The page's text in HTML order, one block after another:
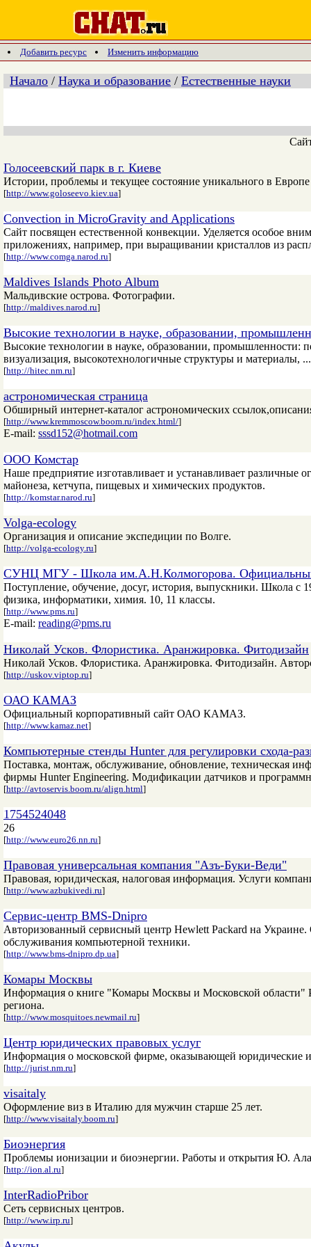
Добавить ресурс Изменить информацию
Начало / Наука и образование / Естественные науки
Голосеевский парк в г. Киеве
Истории, проблемы и текущее состояние уникального в
[http://www.goloseevo.kiev.ua]
Cоnvection in MicroGravity and Applications
Сайт посвящен естественной конвекции. Уделяется особое
приложениях, например, при выращивании кристаллов из
[http://www.comga.narod.ru]
Maldives Islands Photo Album
Мальдивские острова. Фотографии.
[http://maldives.narod.ru]
Высокие технологии в науке, образовании,
Высокие технологии в науке, образовании, промышленности:
визуализация, высокотехнологичные структуры и материалы, ...
[http://hitec.nm.ru]
астрономическая страница
Обширный интернет-каталог астрономических
[http://www.kremmoscow.boom.ru/index.html/]
E-mail: sssd152@hotmail.com
ООО Комстар
Наше предприятие изготавливает и устанавливает различные
майонеза, кетчупа, пищевых и химических продуктов.
[http://komstar.narod.ru]
Volga-ecology
Организация и описание экспедиции по Волге.
[http://volga-ecology.ru]
СУНЦ МГУ - Школа им.А.Н.Колмогорова.
Поступление, обучение, досуг, история, выпускники. Школа с
физика, информатики, химия. 10, 11 классы.
[http://www.pms.ru]
E-mail: reading@pms.ru
Николай Усков. Флористика. Аранжировка. Фитодизайн
Николай Усков. Флористика. Аранжировка. Фитодизайн.
[http://uskov.viptop.ru]
ОАО КАМАЗ
Официальный корпоративный сайт ОАО КАМАЗ.
[http://www.kamaz.net]
Компьютерные стенды Hunter для регулировки схода-
Поставка, монтаж, обслуживание, обновление, техническая
фирмы Hunter Engineering. Модификации датчиков и
[http://avtoservis.boom.ru/align.html]
1754524048
26
[http://www.euro26.nn.ru]
Правовая универсальная компания "Азъ-Буки-Веди"
Правовая, юридическая, налоговая информация. Услуги
[http://www.azbukivedi.ru]
Сервис-центр BMS-Dnipro
Авторизованный сервисный центр Hewlett Packard на
обслуживания компьютерной техники.
[http://www.bms-dnipro.dp.ua]
Комары Москвы
Информация о книге "Комары Москвы и Московской области"
региона.
[http://www.mosquitoes.newmail.ru]
Центр юридических правовых услуг
Информация о московской фирме, оказывающей юридические
[http://jurist.nm.ru]
visaitaly
Оформление виз в Италию для мужчин старше 25 лет.
[http://www.visaitaly.boom.ru]
Биоэнергия
Проблемы ионизации и биоэнергии. Работы и открытия Ю.
[http://ion.al.ru]
InterRadioPribor
Сеть сервисных центров.
[http://www.irp.ru]